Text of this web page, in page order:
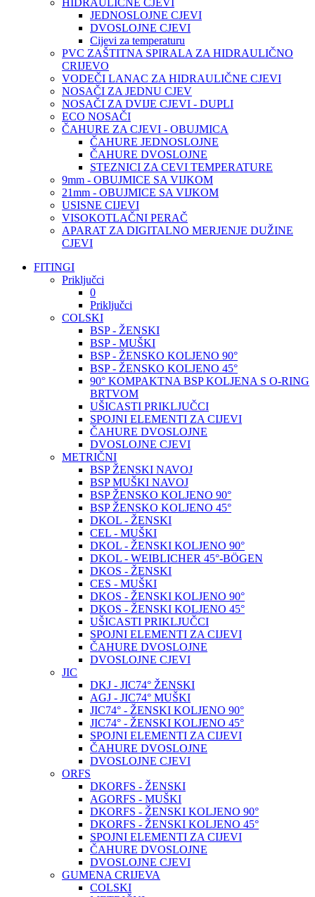
HIDRAULIČNE CJEVI
JEDNOSLOJNE CJEVI
DVOSLOJNE CJEVI
Cijevi za temperaturu
PVC ZAŠTITNA SPIRALA ZA HIDRAULIČNO
CRIJEVO
VODEČI LANAC ZA HIDRAULIČNE CJEVI
NOSAČI ZA JEDNU CJEV
NOSAČI ZA DVIJE CJEVI - DUPLI
ECO NOSAČI
ČAHURE ZA CJEVI - OBUJMICA
ČAHURE JEDNOSLOJNE
ČAHURE DVOSLOJNE
STEZNICI ZA CEVI TEMPERATURE
9mm - OBUJMICE SA VIJKOM
21mm - OBUJMICE SA VIJKOM
USISNE CIJEVI
VISOKOTLAČNI PERAČ
APARAT ZA DIGITALNO MERJENJE DUŽINE
CJEVI
FITINGI
Priključci
0
Priključci
COLSKI
BSP - ŽENSKI
BSP - MUŠKI
BSP - ŽENSKO KOLJENO 90°
BSP - ŽENSKO KOLJENO 45°
90° KOMPAKTNA BSP KOLJENA S O-RING
BRTVOM
UŠICASTI PRIKLJUČCI
SPOJNI ELEMENTI ZA CIJEVI
ČAHURE DVOSLOJNE
DVOSLOJNE CJEVI
METRIČNI
BSP ŽENSKI NAVOJ
BSP MUŠKI NAVOJ
BSP ŽENSKO KOLJENO 90°
BSP ŽENSKO KOLJENO 45°
DKOL - ŽENSKI
CEL - MUŠKI
DKOL - ŽENSKI KOLJENO 90°
DKOL - WEIBLICHER 45°-BÖGEN
DKOS - ŽENSKI
CES - MUŠKI
DKOS - ŽENSKI KOLJENO 90°
DKOS - ŽENSKI KOLJENO 45°
UŠICASTI PRIKLJUČCI
SPOJNI ELEMENTI ZA CIJEVI
ČAHURE DVOSLOJNE
DVOSLOJNE CJEVI
JIC
DKJ - JIC74° ŽENSKI
AGJ - JIC74° MUŠKI
JIC74° - ŽENSKI KOLJENO 90°
JIC74° - ŽENSKI KOLJENO 45°
SPOJNI ELEMENTI ZA CIJEVI
ČAHURE DVOSLOJNE
DVOSLOJNE CJEVI
ORFS
DKORFS - ŽENSKI
AGORFS - MUŠKI
DKORFS - ŽENSKI KOLJENO 90°
DKORFS - ŽENSKI KOLJENO 45°
SPOJNI ELEMENTI ZA CIJEVI
ČAHURE DVOSLOJNE
DVOSLOJNE CJEVI
GUMENA CRIJEVA
COLSKI